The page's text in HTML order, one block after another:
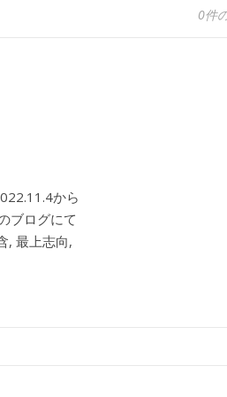
0件
から
ブログにて
, 最上志向,